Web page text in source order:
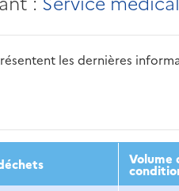
les dernières
2014 2015
Volume